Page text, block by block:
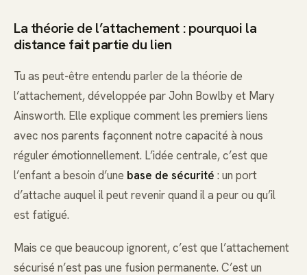
La théorie de l’attachement : pourquoi la
distance fait partie du lien
Tu as peut-être entendu parler de la théorie de
l’attachement, développée par John Bowlby et Mary
Ainsworth. Elle explique comment les premiers liens
avec nos parents façonnent notre capacité à nous
réguler émotionnellement. L’idée centrale, c’est que
l’enfant a besoin d’une base de sécurité : un port
d’attache auquel il peut revenir quand il a peur ou qu’il
est fatigué.
Mais ce que beaucoup ignorent, c’est que l’attachement
sécurisé n’est pas une fusion permanente. C’est un